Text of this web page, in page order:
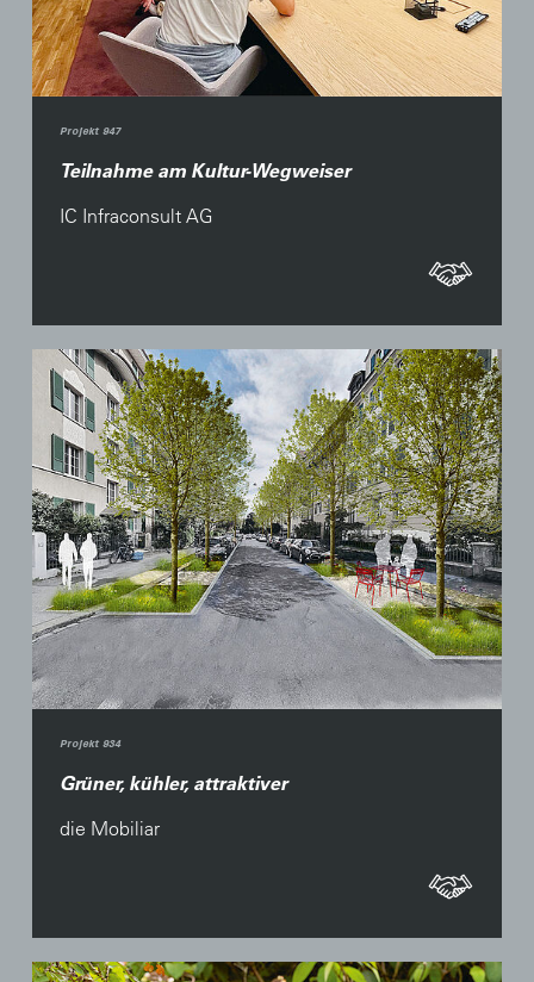
Projekt 947
Teilnahme am Kultur-Wegweiser
IC Infraconsult AG
Projekt 934
Grüner, kühler, attraktiver
die Mobiliar